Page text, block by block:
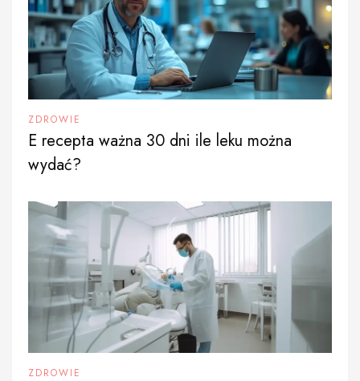
ZDROWIE
E recepta ważna 30 dni ile leku można
wydać?
ZDROWIE